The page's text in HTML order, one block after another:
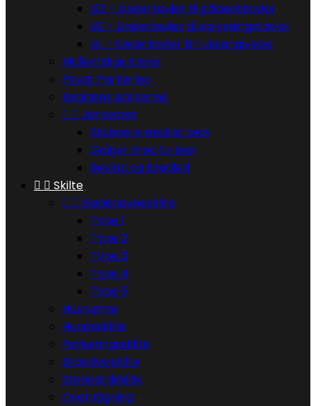
UD - Undertavler til påbudstavler
UE - Undertavler til oplysningstavler
UL - Undertavler til ruteangivelse
Midlertidige tavler
Privat Parkering
Baglæns parkering
  Jernvarer
Standere med et ben
Galger med to ben
Beslag og brudled
  Skilte
  Gadenavneskilte
Type 1
Type 2
Type 3
Type 4
Type 5
Husnumre
Hundeskilte
Parkeringsskilte
Brandvejskilte
Standardskilte
Overvågning